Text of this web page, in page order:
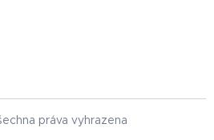
práva vyhrazena